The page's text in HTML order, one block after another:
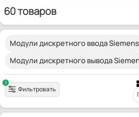
60 товаров
Модули дискретного ввода Siemens
Модули дискретного вывода
1
Фильтровать